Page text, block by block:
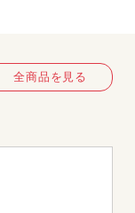
全商品を見る